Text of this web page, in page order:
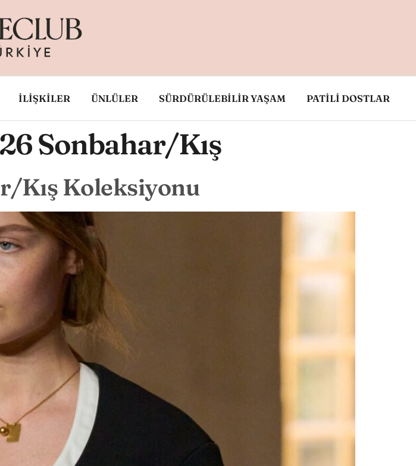
İLİŞKİLER ÜNLÜLER SÜRDÜRÜLEBİLİR YAŞAM PATİLİ DOSTLAR
Sonbahar/Kış
Kış Koleksiyonu